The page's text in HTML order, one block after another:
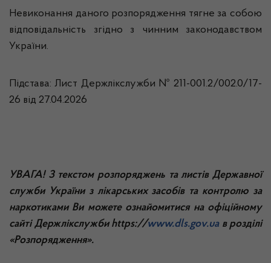
Невиконання даного розпорядження тягне за собою
відповідальність згідно з чинним законодавством
України.
Підстава: Лист Держлікслужби № 211-001.2/002.0/17-
26 від 27.04.2026
УВАГА! З текстом розпоряджень та листів Державної
служби України з лікарських засобів та контролю за
наркотиками Ви можете ознайомитися на офіційному
сайті Держлікслужбиhttps://www.dls.gov.uaв розділі
«Розпорядження».